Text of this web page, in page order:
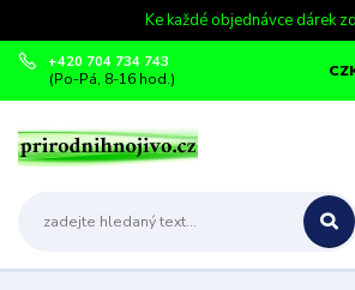
Ke každé objednávce dárek
+420 704 734 743
(Po-Pá, 8-16 hod.)